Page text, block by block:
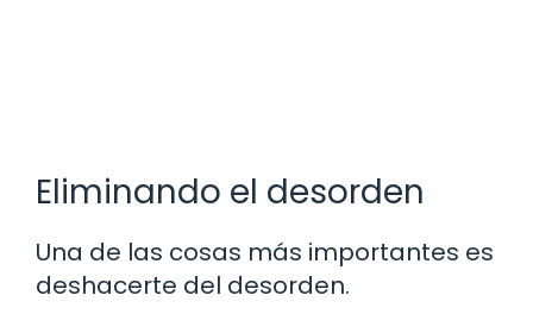
Eliminando el desorden
Una de las cosas más importantes es
deshacerte del desorden.